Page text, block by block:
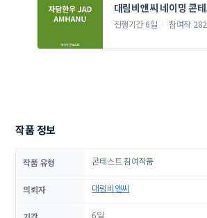
대림비앤씨 네이밍 콘
진행기간 6일 참여작
작품 정보
작품 유형 콘테스트 참여작품
의뢰자 대림비앤씨
6일